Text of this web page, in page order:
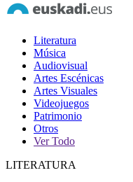
Literatura
Música
Audiovisual
Artes Escénicas
Artes Visuales
Videojuegos
Patrimonio
Otros
Ver Todo
LITERATURA